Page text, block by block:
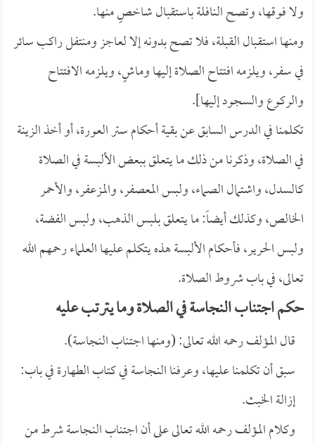
ولا فوقها، وتصح النافلة باستقبال شاخصٍ منها.
ومنها استقبال القبلة، فلا تصح بدونه إلا لعاجز ومنتفل راكب سائر
في سفر، ويلزمه افتتاح الصلاة إليها وماشٍ، ويلزمه الافتتاح
والركوع والسجود إليها].
تكلمنا في الدرس السابق عن بقية أحكام ستر العورة، أو أخذ الزينة
في الصلاة، وذكرنا من ذلك ما يتعلق ببعض الألبسة في الصلاة
كالسدل، واشتمال الصماء، ولبس المعصفر، والمزعفر، والأحمر
الخالص، وكذلك أيضاً: ما يتعلق بلبس الذهب، ولبس الفضة،
ولبس الحرير، فأحكام الألبسة هذه يتكلم عليها العلماء رحمهم الله
تعالى، في باب شروط الصلاة.
حكم اجتناب النجاسة في الصلاة وما يترتب عليه
قال المؤلف رحمه الله تعالى: (ومنها اجتناب النجاسة).
سبق أن تكلمنا عليها، وعرفنا النجاسة في كتاب الطهارة في باب:
إزالة الخبث.
وكلام المؤلف رحمه الله تعالى على أن اجتناب النجاسة شرط من